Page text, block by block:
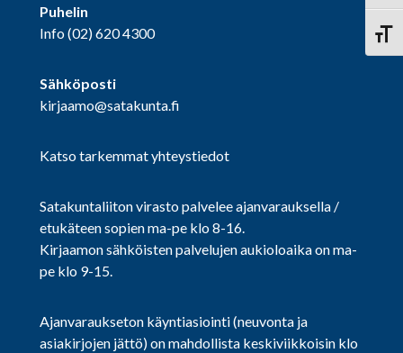
Puhelin
Info(02) 620 4300
Sähköposti
kirjaamo@satakunta.fi
Katso tarkemmat yhteystiedot
Satakuntaliiton virasto palvelee ajanvarauksella /
etukäteen sopien ma-pe klo 8-16.
Kirjaamon sähköisten palvelujen aukioloaika on ma-
pe klo 9-15.
Ajanvaraukseton käyntiasiointi (neuvonta ja
asiakirjojen jättö) on mahdollista keskiviikkoisin klo